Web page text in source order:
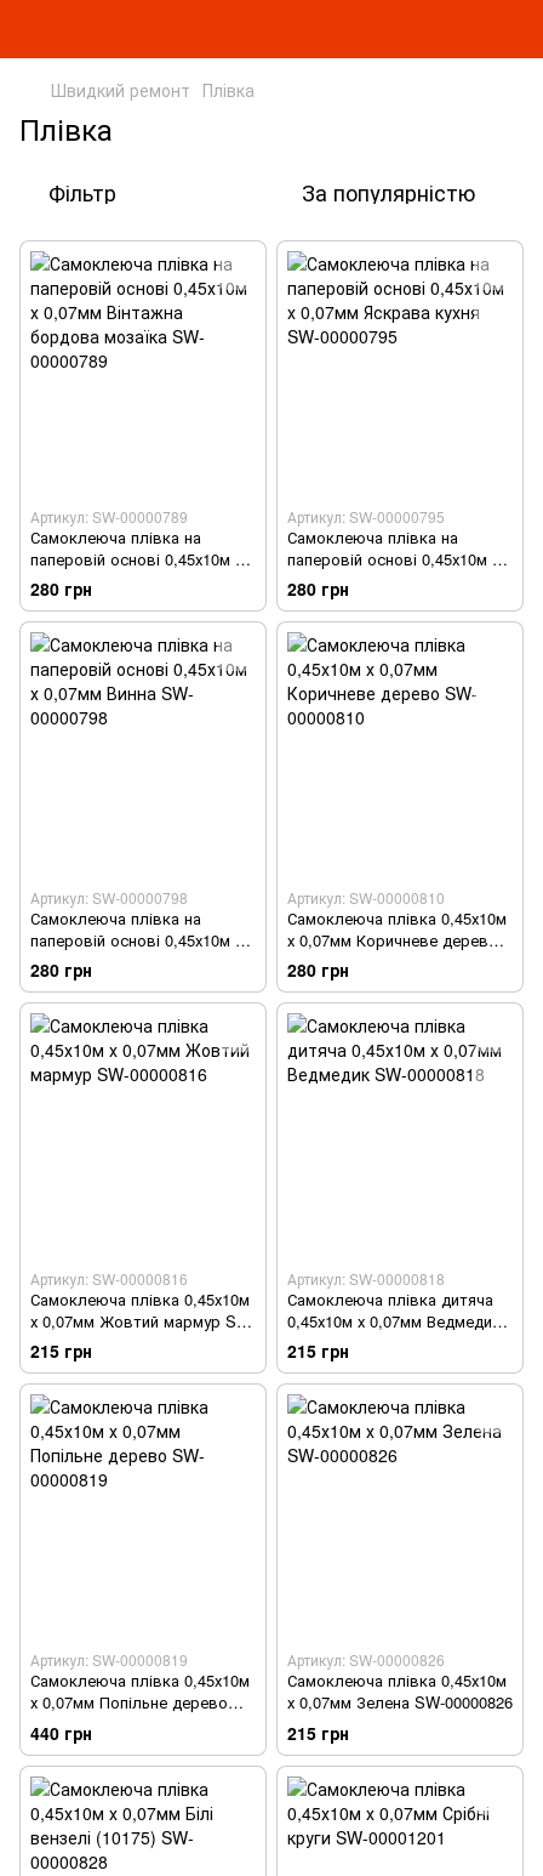
Швидкий ремонт Плівка
Плівка
Фільтр За популярністю
Артикул: SW-00000789
Самоклеюча плівка на
паперовій основі 0,45х10м х
0,07мм Вінтажна бордова
мозаїка SW-00000789
280 грн
Артикул: SW-00000795
Самоклеюча плівка на
паперовій основі 0,45х10м х
0,07мм Яскрава кухня SW-
00000795
280 грн
Артикул: SW-00000798
Самоклеюча плівка на
паперовій основі 0,45х10м х
0,07мм Винна SW-00000798
280 грн
Артикул: SW-00000810
Самоклеюча плівка 0,45х10м
х 0,07мм Коричневе дерево
SW-00000810
280 грн
Артикул: SW-00000816
Самоклеюча плівка 0,45х10м
х 0,07мм Жовтий мармур SW-
00000816
215 грн
Артикул: SW-00000818
Самоклеюча плівка дитяча
0,45х10м х 0,07мм Ведмедик
SW-00000818
215 грн
Артикул: SW-00000819
Самоклеюча плівка 0,45х10м
х 0,07мм Попільне дерево
SW-00000819
440 грн
Артикул: SW-00000826
Самоклеюча плівка 0,45х10м
х 0,07мм Зелена SW-00000826
215 грн